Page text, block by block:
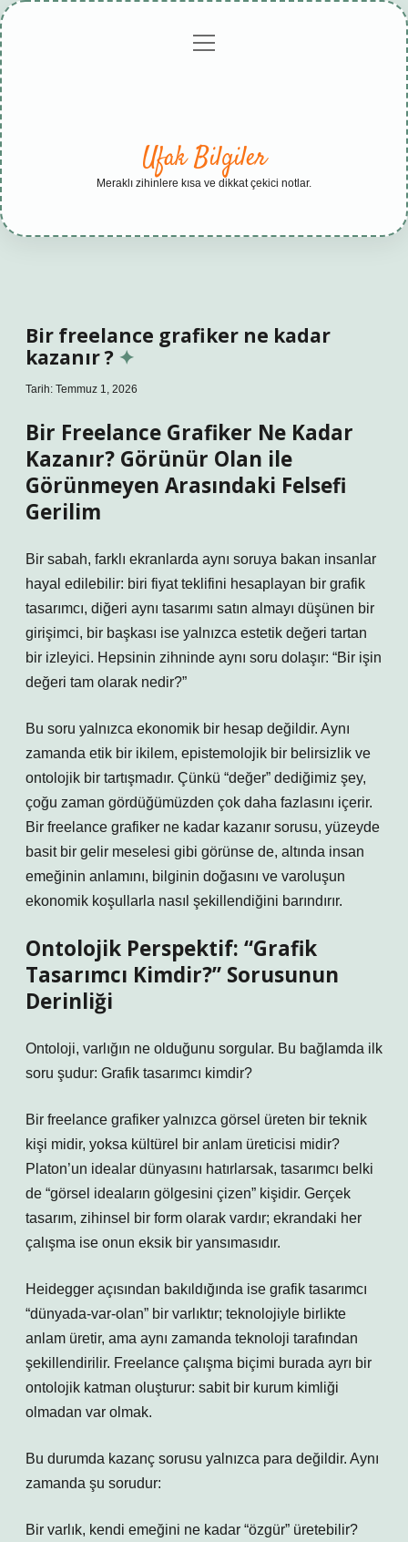
Gizlilikmenüyü
Ufak Bilgiler
Meraklı zihinlere kısa ve dikkat çekici notlar.
Bir freelance grafiker ne kadar
kazanır ?
Tarih: Temmuz 1, 2026
Bir Freelance Grafiker Ne Kadar
Kazanır? Görünür Olan ile
Görünmeyen Arasındaki Felsefi
Gerilim
Bir sabah, farklı ekranlarda aynı soruya bakan insanlar
hayal edilebilir: biri fiyat teklifini hesaplayan bir grafik
tasarımcı, diğeri aynı tasarımı satın almayı düşünen bir
girişimci, bir başkası ise yalnızca estetik değeri tartan
bir izleyici. Hepsinin zihninde aynı soru dolaşır: “Bir işin
değeri tam olarak nedir?”
Bu soru yalnızca ekonomik bir hesap değildir. Aynı
zamanda etik bir ikilem, epistemolojik bir belirsizlik ve
ontolojik bir tartışmadır. Çünkü “değer” dediğimiz şey,
çoğu zaman gördüğümüzden çok daha fazlasını içerir.
Bir freelance grafiker ne kadar kazanır sorusu, yüzeyde
basit bir gelir meselesi gibi görünse de, altında insan
emeğinin anlamını, bilginin doğasını ve varoluşun
ekonomik koşullarla nasıl şekillendiğini barındırır.
Ontolojik Perspektif: “Grafik
Tasarımcı Kimdir?” Sorusunun
Derinliği
Ontoloji, varlığın ne olduğunu sorgular. Bu bağlamda ilk
soru şudur: Grafik tasarımcı kimdir?
Bir freelance grafiker yalnızca görsel üreten bir teknik
kişi midir, yoksa kültürel bir anlam üreticisi midir?
Platon’un idealar dünyasını hatırlarsak, tasarımcı belki
de “görsel ideaların gölgesini çizen” kişidir. Gerçek
tasarım, zihinsel bir form olarak vardır; ekrandaki her
çalışma ise onun eksik bir yansımasıdır.
Heidegger açısından bakıldığında ise grafik tasarımcı
“dünyada-var-olan” bir varlıktır; teknolojiyle birlikte
anlam üretir, ama aynı zamanda teknoloji tarafından
şekillendirilir. Freelance çalışma biçimi burada ayrı bir
ontolojik katman oluşturur: sabit bir kurum kimliği
olmadan var olmak.
Bu durumda kazanç sorusu yalnızca para değildir. Aynı
zamanda şu sorudur:
Bir varlık, kendi emeğini ne kadar “özgür” üretebilir?